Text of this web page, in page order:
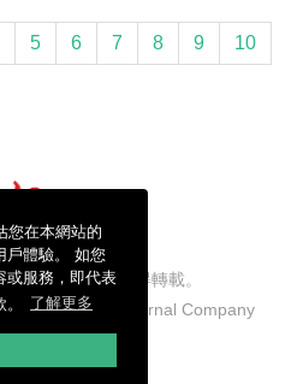
您在本網站的
戶體驗。 如您
或服務，即代表
了解更多
5 6 7 8 9 10
司版權所有，不得轉載。
Economic Journal Company
rights reserved.